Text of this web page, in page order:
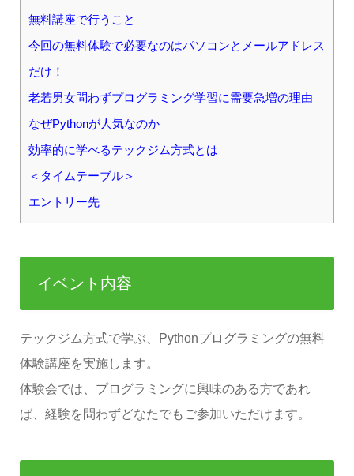
無料講座で行うこと
今回の無料体験で必要なのはパソコンとメールアドレス
だけ！
老若男女問わずプログラミング学習に需要急増の理由
なぜPythonが人気なのか
効率的に学べるテックジム方式とは
＜タイムテーブル＞
エントリー先
イベント内容
テックジム方式で学ぶ、Pythonプログラミングの無料
体験講座を実施します。
体験会では、プログラミングに興味のある方であれ
ば、経験を問わずどなたでもご参加いただけます。